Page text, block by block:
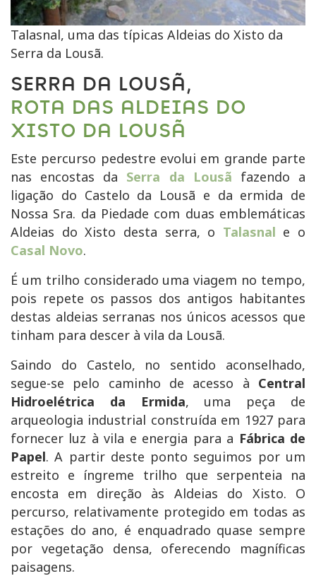
Talasnal, uma das típicas Aldeias do Xisto da
Serra da Lousã.
SERRA DA LOUSÃ,
ROTA DAS ALDEIAS DO
XISTO DA LOUSÃ
Este percurso pedestre evolui em grande parte
nas encostas da Serra da Lousã fazendo a
ligação do Castelo da Lousã e da ermida de
Nossa Sra. da Piedade com duas emblemáticas
Aldeias do Xisto desta serra, o Talasnal e o
Casal Novo.
É um trilho considerado uma viagem no tempo,
pois repete os passos dos antigos habitantes
destas aldeias serranas nos únicos acessos que
tinham para descer à vila da Lousã.
Saindo do Castelo, no sentido aconselhado,
segue-se pelo caminho de acesso à Central
Hidroelétrica da Ermida, uma peça de
arqueologia industrial construída em 1927 para
fornecer luz à vila e energia para a Fábrica de
Papel. A partir deste ponto seguimos por um
estreito e íngreme trilho que serpenteia na
encosta em direção às Aldeias do Xisto. O
percurso, relativamente protegido em todas as
estações do ano, é enquadrado quase sempre
por vegetação densa, oferecendo magníficas
paisagens.